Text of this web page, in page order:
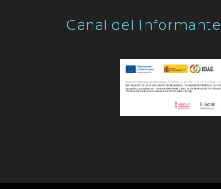
Canal del Informante